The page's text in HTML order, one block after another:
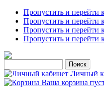
Пропустить и перейти
Пропустить и перейти
Пропустить и перейти
Пропустить и перейти
Личный
Ваша корзина